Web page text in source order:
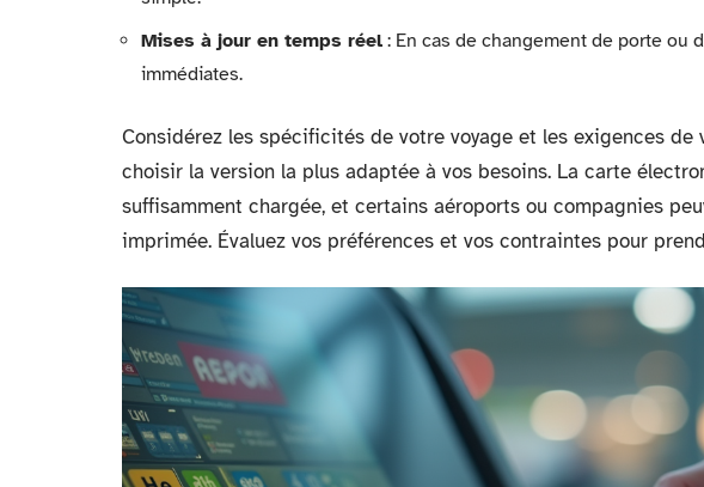
Mises à jour en temps réel : En cas de changement de porte ou
immédiates.
Considérez les spécificités de votre voyage et les exigences
choisir la version la plus adaptée à vos besoins. La carte
suffisamment chargée, et certains aéroports ou compagnies
imprimée. Évaluez vos préférences et vos contraintes pour